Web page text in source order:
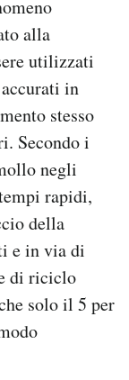
alla
utilizzati
in
stesso
Secondo i
negli
rapidi,
della
e in via di
di riciclo
solo il 5 per